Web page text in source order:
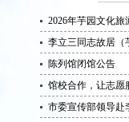
2026年芋园文化
李立三同志故居（
陈列馆闭馆公告
馆校合作，让志愿
市委宣传部领导赴